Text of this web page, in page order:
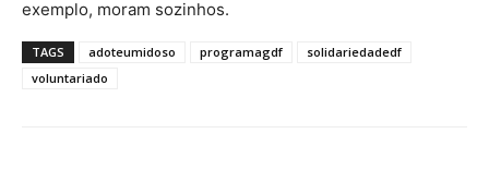
exemplo, moram sozinhos.
TAGS adoteumidoso programagdf
solidariedadedf
voluntariado